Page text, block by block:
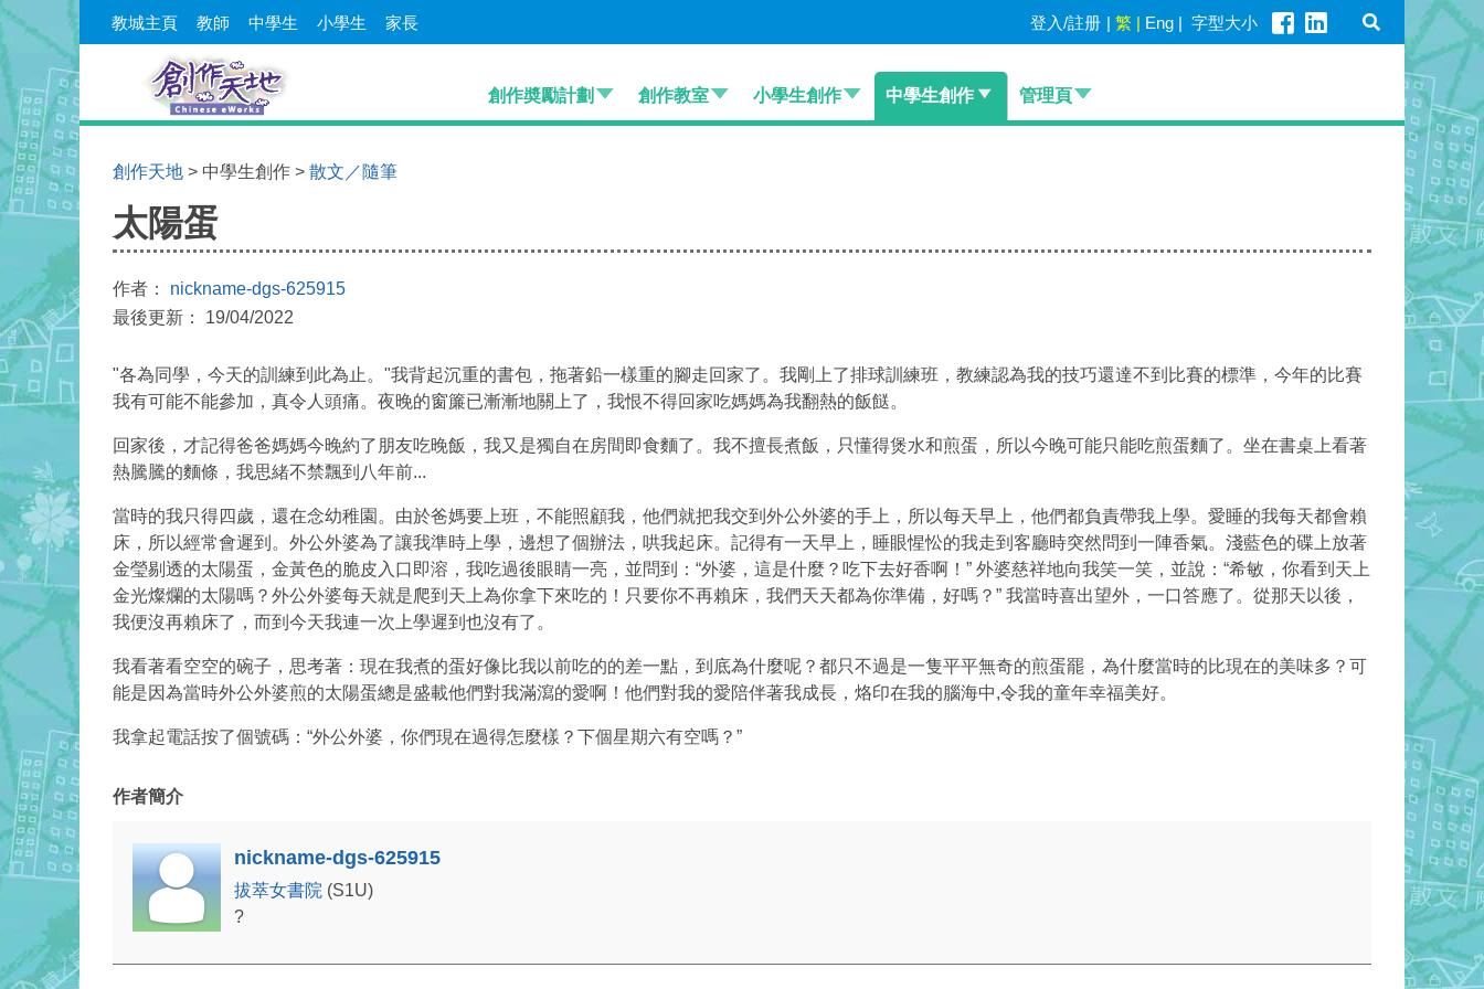
教城主頁 教師 中學生 小學生 家長 登入/註册 | 繁 | Eng | 字型大小
創作奬勵計劃 創作教室 小學生創作 中學生創作 管理頁
創作天地 > 中學生創作 > 散文／隨筆
太陽蛋
作者： nickname-dgs-625915
最後更新： 19/04/2022
"各為同學，今天的訓練到此為止。"我背起沉重的書包，拖著鉛一樣重的腳走回家了。我剛上了排球訓練班，教練認為我的技巧還達不到比賽的標準，今年的比賽
我有可能不能參加，真令人頭痛。夜晚的窗簾已漸漸地關上了，我恨不得回家吃媽媽為我翻熱的飯餸。
回家後，才記得爸爸媽媽今晚約了朋友吃晚飯，我又是獨自在房間即食麵了。我不擅長煮飯，只懂得煲水和煎蛋，所以今晚可能只能吃煎蛋麵了。坐在書桌上看著
熱騰騰的麵條，我思緒不禁飄到八年前...
當時的我只得四歲，還在念幼稚園。由於爸媽要上班，不能照顧我，他們就把我交到外公外婆的手上，所以每天早上，他們都負責帶我上學。愛睡的我每天都會賴
床，所以經常會遲到。外公外婆為了讓我準時上學，邊想了個辦法，哄我起床。記得有一天早上，睡眼惺忪的我走到客廳時突然問到一陣香氣。淺藍色的碟上放著
金瑩剔透的太陽蛋，金黃色的脆皮入口即溶，我吃過後眼睛一亮，並問到：“外婆，這是什麼？吃下去好香啊！” 外婆慈祥地向我笑一笑，並說：“希敏，你看到天上
金光燦爛的太陽嗎？外公外婆每天就是爬到天上為你拿下來吃的！只要你不再賴床，我們天天都為你準備，好嗎？” 我當時喜出望外，一口答應了。從那天以後，
我便沒再賴床了，而到今天我連一次上學遲到也沒有了。
我看著看空空的碗子，思考著：現在我煮的蛋好像比我以前吃的的差一點，到底為什麼呢？都只不過是一隻平平無奇的煎蛋罷，為什麼當時的比現在的美味多？可
能是因為當時外公外婆煎的太陽蛋總是盛載他們對我滿瀉的愛啊！他們對我的愛陪伴著我成長，烙印在我的腦海中,令我的童年幸福美好。
我拿起電話按了個號碼：“外公外婆，你們現在過得怎麼樣？下個星期六有空嗎？”
作者簡介
nickname-dgs-625915
拔萃女書院 (S1U)
?